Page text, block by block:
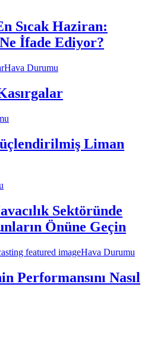
Sıcak Haziran:
İfade Ediyor?
Hava Durumu
Liman
Sektöründe
Önüne Geçin
Hava Durumu
Performansını Nasıl